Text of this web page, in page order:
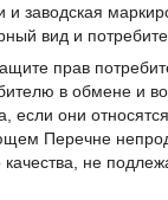
заводская
вид и
прав
в обмене и
если они относятся
Перечне
не